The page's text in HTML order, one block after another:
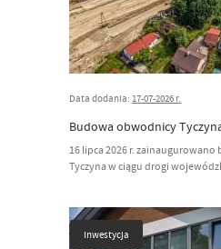
Data dodania: 17-07-2026 r.
Budowa obwodnicy
16 lipca 2026 r.
Tyczyna w ciągu drogi
Inwestycja